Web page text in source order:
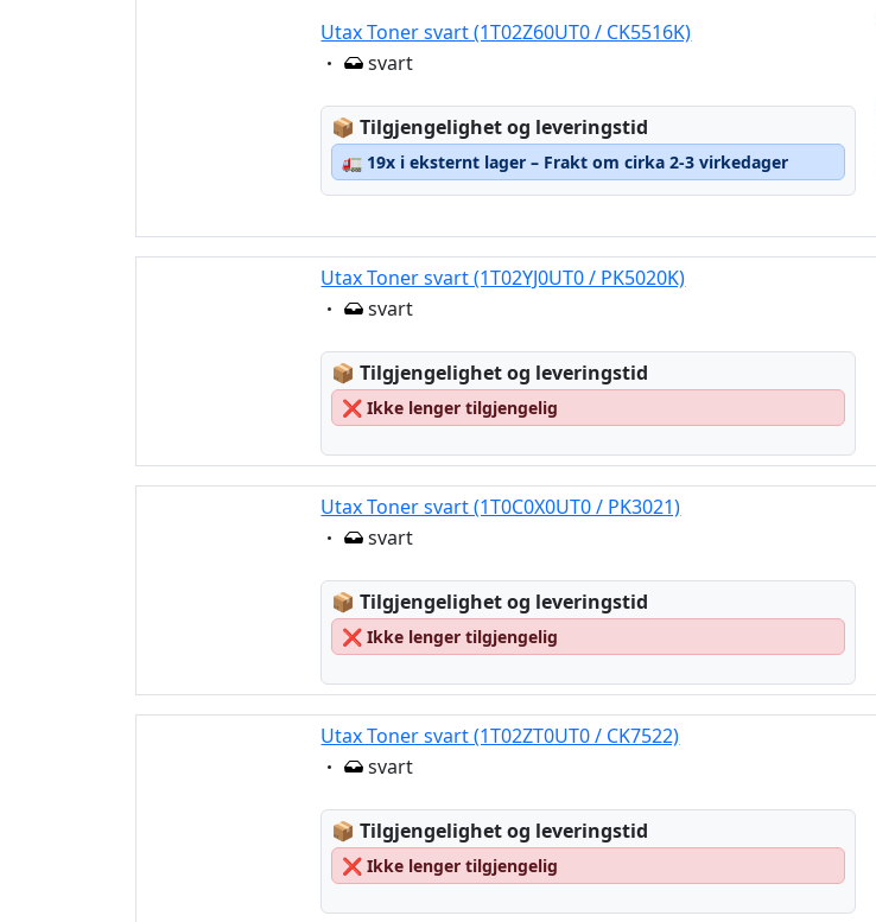
Utax Toner svart (1T02Z60UT0 / CK5516K)
Eigenschaft:
svart
📦Lagerstatus:
Tilgjengelighet og leveringstid
🚛 19x i eksternt lager – Frakt om cirka 2-3 virkedager
Utax Toner svart (1T02YJ0UT0 / PK5020K)
Eigenschaft:
svart
📦Lagerstatus:
Tilgjengelighet og leveringstid
❌ Ikke lenger tilgjengelig
Utax Toner svart (1T0C0X0UT0 / PK3021)
Eigenschaft:
svart
📦Lagerstatus:
Tilgjengelighet og leveringstid
❌ Ikke lenger tilgjengelig
Utax Toner svart (1T02ZT0UT0 / CK7522)
Eigenschaft:
svart
📦Lagerstatus:
Tilgjengelighet og leveringstid
❌ Ikke lenger tilgjengelig